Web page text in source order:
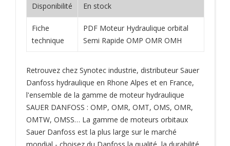
Disponibilité En stock
Fiche
technique
PDF Moteur Hydraulique orbital
Semi Rapide OMP OMR OMH
Retrouvez chez Synotec industrie, distributeur Sauer
Danfoss hydraulique en Rhone Alpes et en France,
l'ensemble de la gamme de moteur hydraulique
SAUER DANFOSS : OMP, OMR, OMT, OMS, OMR,
OMTW, OMSS… La gamme de moteurs orbitaux
Sauer Danfoss est la plus large sur le marché
mondial - choisez du Danfoss la qualité, la durabilité,